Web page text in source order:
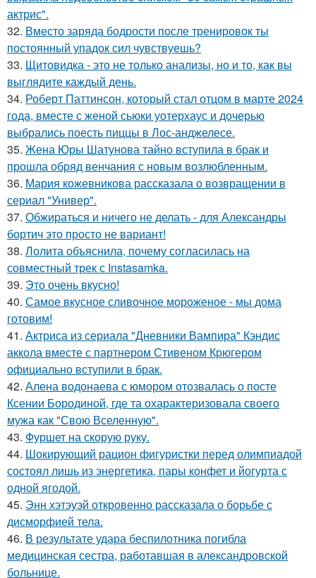
актрис".
32. Вместо заряда бодрости после тренировок ты
постоянный упадок сил чувствуешь?
33. Щитовидка - это не только анализы, но и то, как вы
выглядите каждый день.
34. Роберт Паттинсон, который стал отцом в марте 2024
года, вместе с женой сьюки уотерхаус и дочерью
выбрались поесть пиццы в Лос-анджелесе.
35. Жена Юры Шатунова тайно вступила в брак и
прошла обряд венчания с новым возлюбленным.
36. Мария кожевникова рассказала о возвращении в
сериал "Универ".
37. Обжираться и ничего не делать - для Александры
бортич это просто не вариант!
38. Лолита объяснила, почему согласилась на
совместный трек с Instasamka.
39. Это очень вкусно!
40. Самое вкусное сливочное мороженое - мы дома
готовим!
41. Актриса из сериала "Дневники Вампира" Кэндис
аккола вместе с партнером Стивеном Крюгером
официально вступили в брак.
42. Алена водонаева с юмором отозвалась о посте
Ксении Бородиной, где та охарактеризовала своего
мужа как "Свою Вселенную".
43. Фуршет на скорую руку.
44. Шокирующий рацион фигуристки перед олимпиадой
состоял лишь из энергетика, пары конфет и йогурта с
одной ягодой.
45. Энн хэтэуэй откровенно рассказала о борьбе с
дисморфией тела.
46. В результате удара беспилотника погибла
медицинская сестра, работавшая в александровской
больнице.